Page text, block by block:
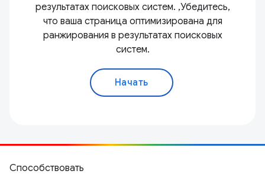
результатах поисковых систем. ,Убедитесь,
что ваша страница оптимизирована для
ранжирования в результатах поисковых
систем.
Начать
Способствовать